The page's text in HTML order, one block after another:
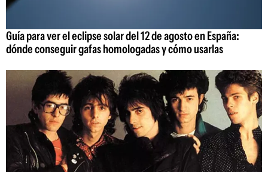
Guía para ver el eclipse solar del 12 de agosto en España:
dónde conseguir gafas homologadas y cómo usarlas